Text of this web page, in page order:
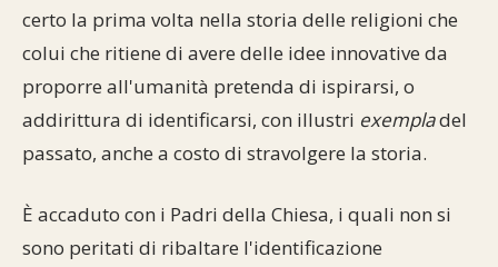
Il Talmud in italiano
Opere di Maimonide
Scambio di link
Dal nostro archivio
certo la prima volta nella storia delle religioni che
colui che ritiene di avere delle idee innovative da
proporre all'umanità pretenda di ispirarsi, o
addirittura di identificarsi, con illustri exempladel
passato, anche a costo di stravolgere la storia.
È accaduto con i Padri della Chiesa, i quali non si
sono peritati di ribaltare l'identificazione